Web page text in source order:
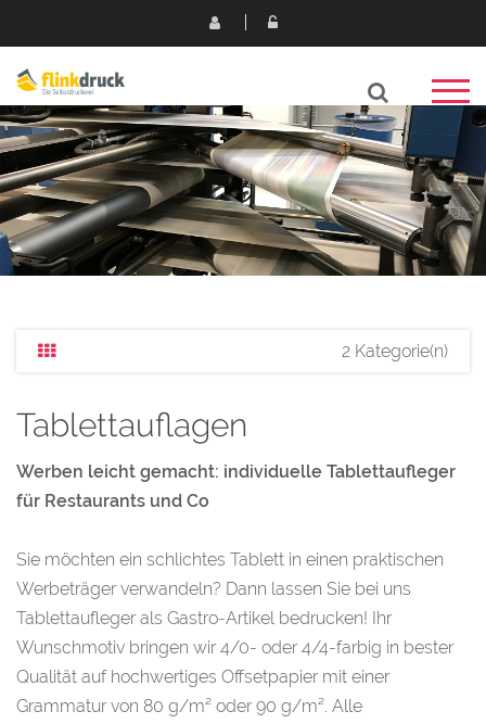
2 Kategorie(n)
Tablettauflagen
Werben leicht gemacht: individuelle Tablettaufleger
für Restaurants und Co
Sie möchten ein schlichtes Tablett in einen praktischen
Werbeträger verwandeln? Dann lassen Sie bei uns
Tablettaufleger als Gastro-Artikel bedrucken! Ihr
Wunschmotiv bringen wir 4/0- oder 4/4-farbig in bester
Qualität auf hochwertiges Offsetpapier mit einer
Grammatur von 80 g/m² oder 90 g/m². Alle